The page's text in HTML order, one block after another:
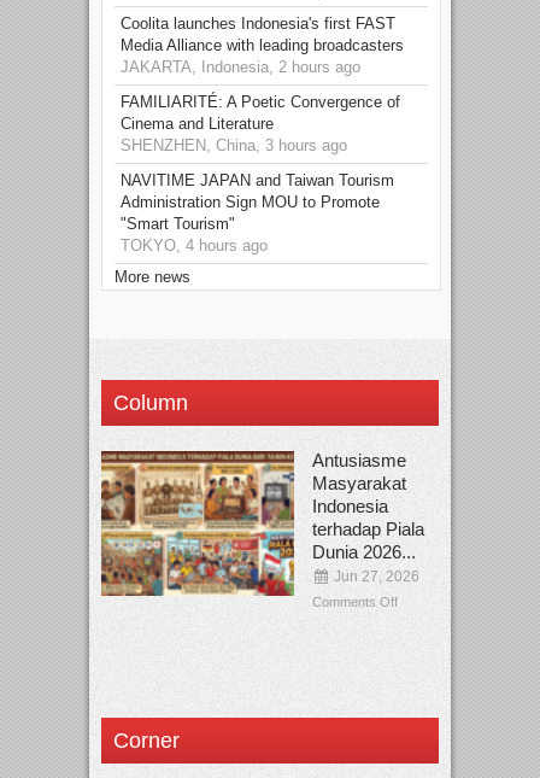
Coolita launches Indonesia's first FAST
Media Alliance with leading broadcasters
JAKARTA, Indonesia, 2 hours ago
FAMILIARITÉ: A Poetic Convergence of
Cinema and Literature
SHENZHEN, China, 3 hours ago
NAVITIME JAPAN and Taiwan Tourism
Administration Sign MOU to Promote
"Smart Tourism"
TOKYO, 4 hours ago
More news
Column
Antusiasme
Masyarakat
Indonesia
terhadap Piala
Dunia 2026...
Jun 27, 2026
Comments Off
Corner